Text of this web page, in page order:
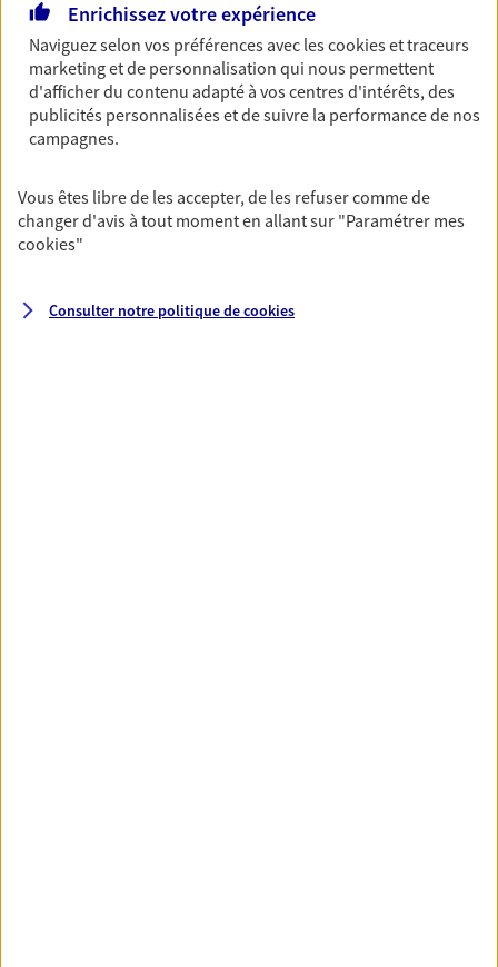
Préparez sereinement ce nouveau chapitre de
votre vie avec les conseils d'un expert. Découvrez
notre solution PER (Plan Epargne Retraite)
spécialement conçue pour la retraite.
Couvrez vos dépenses de santé ainsi que celles de
votre famille avec la complémentaire santé qui
vous ressemble.
Prévoyance
Enrichissez votre expérience
Naviguez selon vos préférences avec lescookies et traceurs
marketing et de personnalisation qui nous permettent
d'afficher du contenu adapté à vos centres d'intérêts, des
publicités personnalisées et de suivre la performance de nos
campagnes.
Vous êtes libre de les accepter, de les refuser comme de
changer d'avis à tout moment en allant sur "Paramétrer mes
cookies"
Consulter notre politique decookies